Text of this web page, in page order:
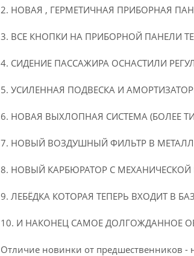
2. НОВАЯ , ГЕРМЕТИЧНАЯ ПРИБОРНАЯ
3. ВСЕ КНОПКИ НА ПРИБОРНОЙ ПАНЕЛИ
4. СИДЕНИЕ ПАССАЖИРА ОСНАСТИЛИ
5. УСИЛЕННАЯ ПОДВЕСКА И
6. НОВАЯ ВЫХЛОПНАЯ СИСТЕМА (БОЛЕЕ
7. НОВЫЙ ВОЗДУШНЫЙ ФИЛЬТР В
8. НОВЫЙ КАРБЮРАТОР С
9. ЛЕБЁДКА КОТОРАЯ ТЕПЕРЬ ВХОДИТ В
10. И НАКОНЕЦ САМОЕ ДОЛГОЖДАННОЕ
Отличие новинки от предшественников -